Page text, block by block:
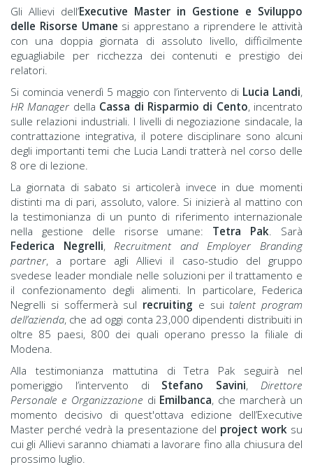
Gli Allievi dell’Executive Master in Gestione e Sviluppo
delle Risorse Umane si apprestano a riprendere le attività
con una doppia giornata di assoluto livello, difficilmente
eguagliabile per ricchezza dei contenuti e prestigio dei
relatori.
Si comincia venerdì 5 maggio con l’intervento di Lucia Landi,
HR Managerdella Cassa di Risparmio di Cento, incentrato
sulle relazioni industriali. I livelli di negoziazione sindacale, la
contrattazione integrativa, il potere disciplinare sono alcuni
degli importanti temi che Lucia Landi tratterà nel corso delle
8 ore di lezione.
La giornata di sabato si articolerà invece in due momenti
distinti ma di pari, assoluto, valore. Si inizierà al mattino con
la testimonianza di un punto di riferimento internazionale
nella gestione delle risorse umane: Tetra Pak. Sarà
Federica Negrelli,Recruitment and Employer Branding
partner, a portare agli Allievi il caso-studio del gruppo
svedese leader mondiale nelle soluzioni per il trattamento e
il confezionamento degli alimenti. In particolare, Federica
Negrelli si soffermerà sul recruiting e suitalent program
dell’azienda, che ad oggi conta 23,000 dipendenti distribuiti in
oltre 85 paesi, 800 dei quali operano presso la filiale di
Modena.
Alla testimonianza mattutina di Tetra Pak seguirà nel
pomeriggio l’intervento di Stefano Savini,Direttore
Personale e Organizzazione diEmilbanca, che marcherà un
momento decisivo di quest'ottava edizione dell’Executive
Master perché vedrà la presentazione del project worksu
cui gli Allievi saranno chiamati a lavorare fino alla chiusura del
prossimo luglio.